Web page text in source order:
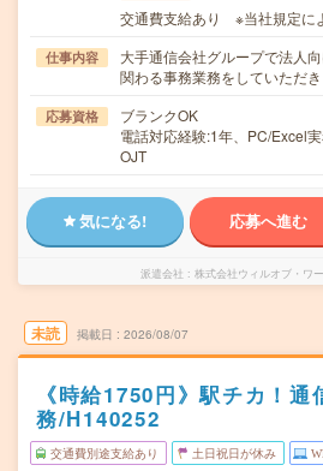
交通費支給あり ※当社規定に
仕事内容
大手通信会社グループで法人
関わる事務業務をしていただ
応募資格
ブランクOK
電話対応経験:1年、PC/Excel
OJT
気になる! 応募へ進む
派遣会社 株式会社ウィルオブ・ワ
未読 掲載日 2026/08/07
《時給1750円》駅チカ！通
務/H140252
交通費別途支給あり 土日祝日が休み